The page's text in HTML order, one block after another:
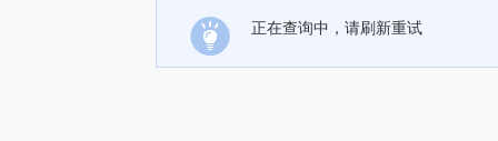
正在查询中，请刷新重试